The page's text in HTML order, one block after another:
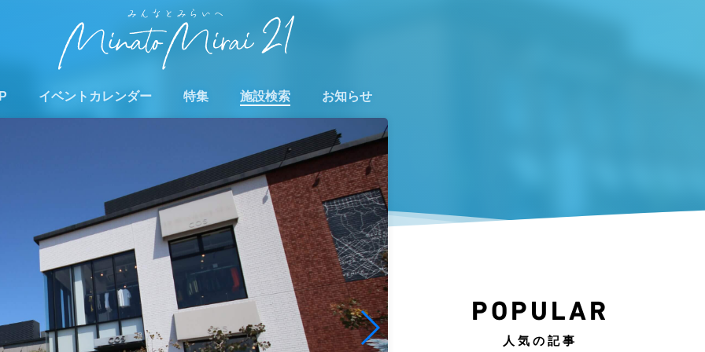
イベントカレンダー 特集 施設検索 お知らせ
POPULAR
人気の記事